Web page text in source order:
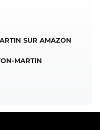
SUR AMAZON
MARTIN